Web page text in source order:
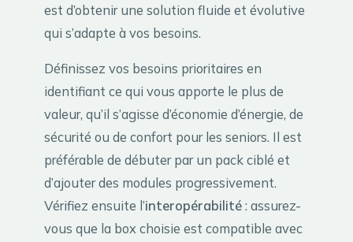
est d’obtenir une solution fluide et évolutive
qui s’adapte à vos besoins.
Définissez vos besoins prioritaires en
identifiant ce qui vous apporte le plus de
valeur, qu’il s’agisse d’économie d’énergie, de
sécurité ou de confort pour les seniors. Il est
préférable de débuter par un pack ciblé et
d’ajouter des modules progressivement.
Vérifiez ensuite l’interopérabilité: assurez-
vous que la box choisie est compatible avec